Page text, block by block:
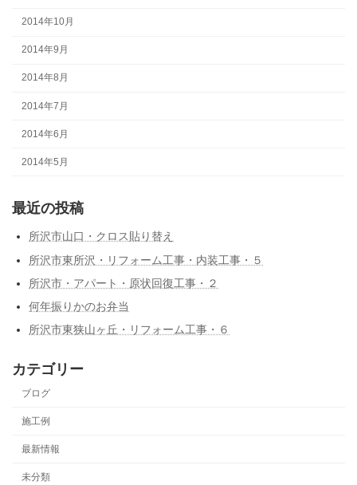
2014年10月
2014年9月
2014年8月
2014年7月
2014年6月
2014年5月
最近の投稿
所沢市山口・クロス貼り替え
所沢市東所沢・リフォーム工事・内装工事・５
所沢市・アパート・原状回復工事・２
何年振りかのお弁当
所沢市東狭山ヶ丘・リフォーム工事・６
カテゴリー
ブログ
施工例
最新情報
未分類